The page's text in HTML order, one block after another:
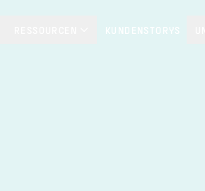
KUNDENSTORYS